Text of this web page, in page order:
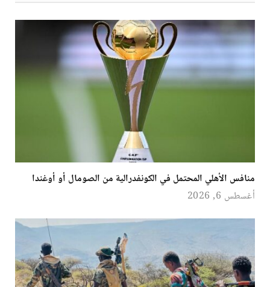
منافس الأهلي المحتمل في الكونفدرالية من الصومال أو أوغندا
أغسطس 6, 2026